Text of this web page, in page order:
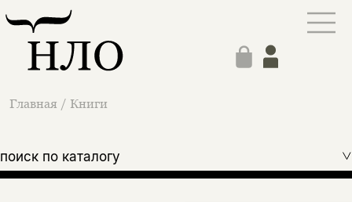
Главная / Книги
поиск по каталогу